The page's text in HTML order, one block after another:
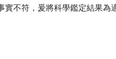
不符，爰將科學鑑定結果為